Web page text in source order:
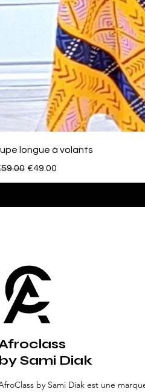
longue à volants
般價格促銷價格
€49.00
by Sami Diak
by Sami Diak est une